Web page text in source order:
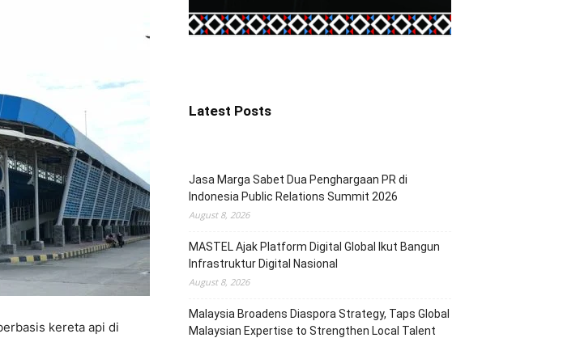
kereta api di
Latest Posts
Jasa Marga Sabet Dua Penghargaan PR di
Indonesia Public Relations Summit 2026
August 8, 2026
MASTEL Ajak Platform Digital Global Ikut Bangun
Infrastruktur Digital Nasional
August 8, 2026
Malaysia Broadens Diaspora Strategy, Taps Global
Malaysian Expertise to Strengthen Local Talent